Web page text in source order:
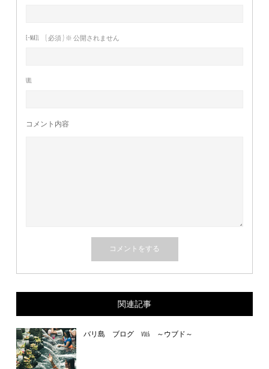
E-MAIL ( 必須 ) ※ 公開されません
URL
コメント内容
関連記事
バリ島 ブログ vol6 ～ウブド～